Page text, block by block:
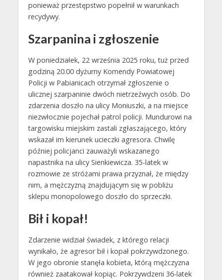
ponieważ przestępstwo popełnił w warunkach
recydywy.
Szarpanina i zgłoszenie
W poniedziałek, 22 września 2025 roku, tuż przed
godziną 20.00 dyżurny Komendy Powiatowej
Policji w Pabianicach otrzymał zgłoszenie o
ulicznej szarpaninie dwóch nietrzeźwych osób. Do
zdarzenia doszło na ulicy Moniuszki, a na miejsce
niezwłocznie pojechał patrol policji. Mundurowi na
targowisku miejskim zastali zgłaszającego, który
wskazał im kierunek ucieczki agresora. Chwilę
później policjanci zauważyli wskazanego
napastnika na ulicy Sienkiewicza. 35-latek w
rozmowie ze stróżami prawa przyznał, że między
nim, a mężczyzną znajdującym się w pobliżu
sklepu monopolowego doszło do sprzeczki.
Bił i kopał!
Zdarzenie widział świadek, z którego relacji
wynikało, że agresor bił i kopał pokrzywdzonego.
W jego obronie stanęła kobieta, którą mężczyzna
również zaatakował kopiąc. Pokrzywdzeni 36-latek